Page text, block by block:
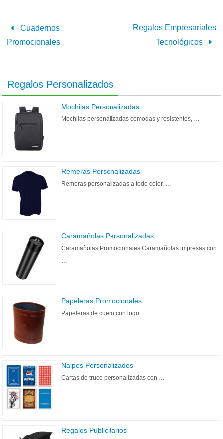
Cuadernos
Promocionales
Regalos Empresariales
Tecnológicos
Regalos Personalizados
Mochilas Personalizadas
Mochilas personalizadas cómodas y resistentes, …
Remeras Personalizadas
Remeras personalizadas a todo color, …
Caramañolas Personalizadas
Caramañolas Promocionales Caramañolas impresas con
…
Papeleras Promocionales
Papeleras de cuero con logo …
Naipes Personalizados
Cartas de truco personalizadas con …
Regalos Publicitarios